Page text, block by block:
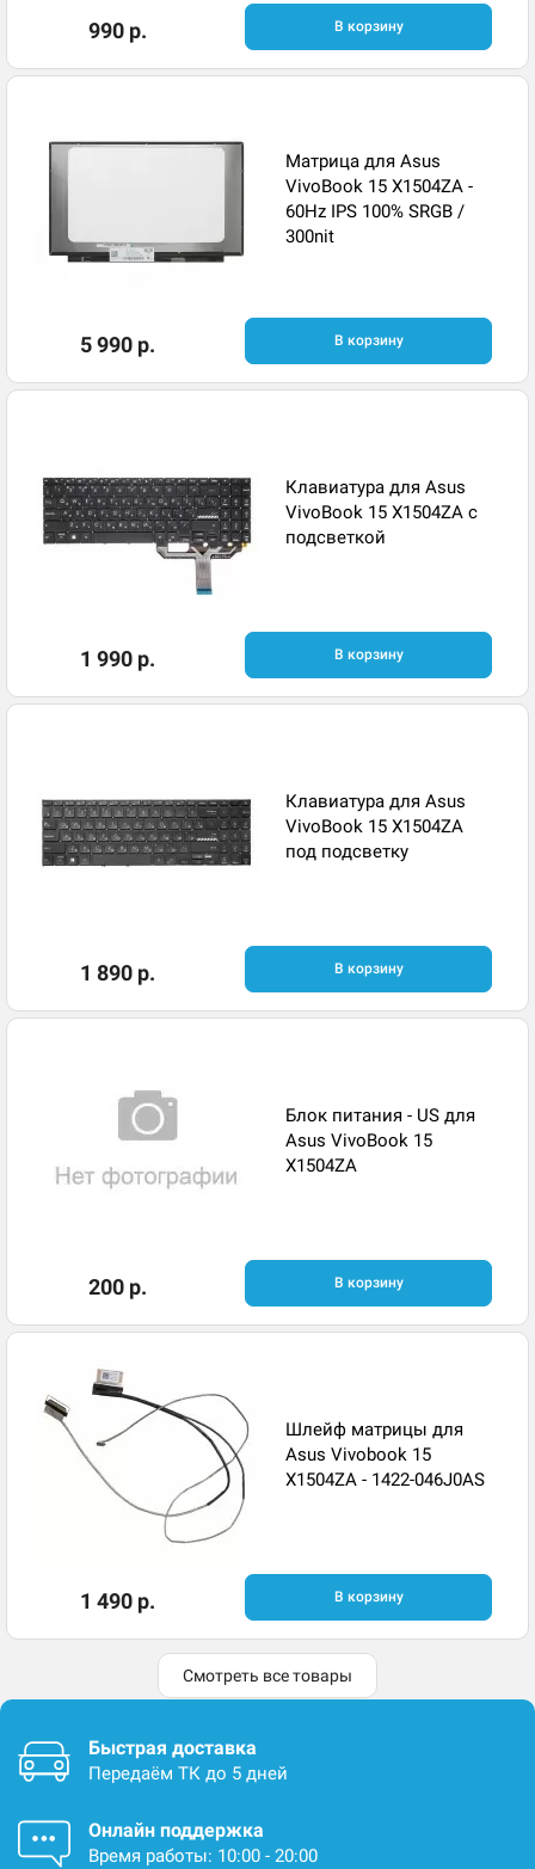
990 р. В корзину
Матрица для Asus
VivoBook 15 X1504ZA -
60Hz IPS 100% SRGB /
300nit
5 990 р. В корзину
Клавиатура для Asus
VivoBook 15 X1504ZA с
подсветкой
1 990 р. В корзину
Клавиатура для Asus
VivoBook 15 X1504ZA
под подсветку
1 890 р. В корзину
Блок питания - US для
Asus VivoBook 15
X1504ZA
200 р. В корзину
Шлейф матрицы для
Asus Vivobook 15
X1504ZA - 1422-046J0AS
1 490 р. В корзину
Смотреть все товары
Быстрая доставка
Передаём ТК до 5 дней
Онлайн поддержка
Время работы: 10:00 - 20:00